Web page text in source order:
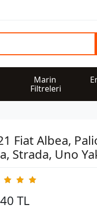
Marin
Filtreleri
Fiat Albea,
Strada, Uno
TL